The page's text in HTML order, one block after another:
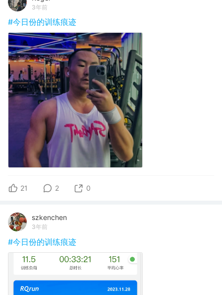
3年前
#今日份的训练痕迹
21 2 0
szkenchen
3年前
#今日份的训练痕迹